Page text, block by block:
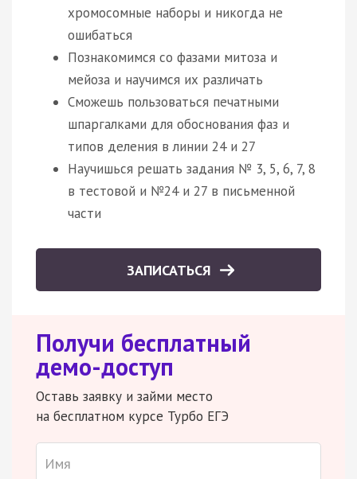
хромосомные наборы и никогда не
ошибаться
Познакомимся со фазами митоза и
мейоза и научимся их различать
Сможешь пользоваться печатными
шпаргалками для обоснования фаз и
типов деления в линии 24 и 27
Научишься решать задания № 3, 5, 6, 7, 8
в тестовой и №24 и 27 в письменной
части
ЗАПИСАТЬСЯ
Получи бесплатный
демо-доступ
Оставь заявку и займи место
на бесплатном курсе Турбо ЕГЭ